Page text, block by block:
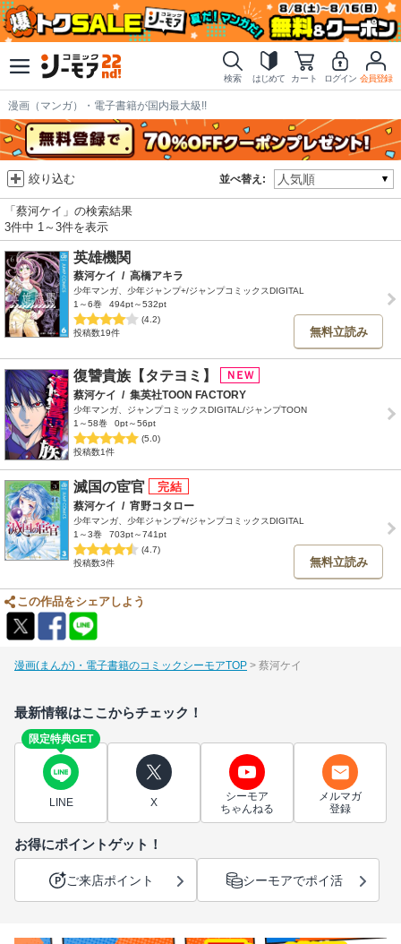
検索 はじめて カート ログイン 会員登録
漫画（マンガ）・電子書籍が国内最大級!!
並べ替え:
絞り込む
「蔡河ケイ」の検索結果
3件中 1～3件を表示
英雄機関
蔡河ケイ / 高橋アキラ
少年マンガ、少年ジャンプ+/ジャンプコミックスDIGITAL
1～6巻
494pt～532pt
(4.2)
投稿数19件
無料立読み
復讐貴族【タテヨミ】
蔡河ケイ / 集英社TOON FACTORY
少年マンガ、ジャンプコミックスDIGITAL/ジャンプTOON
1～58巻
0pt～56pt
(5.0)
投稿数1件
滅国の宦官
蔡河ケイ / 宵野コタロー
少年マンガ、少年ジャンプ+/ジャンプコミックスDIGITAL
1～3巻
703pt～741pt
(4.7)
投稿数3件
無料立読み
この作品をシェアしよう
漫画(まんが)・電子書籍のコミックシーモアTOP 蔡河ケイ
最新情報はここからチェック！
限定特典GET
LINE X
シーモア
ちゃんねる
メルマガ
登録
お得にポイントゲット！
ご来店ポイント シーモアでポイ活